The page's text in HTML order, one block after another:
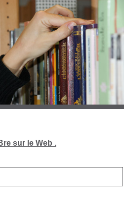
sur le Web .